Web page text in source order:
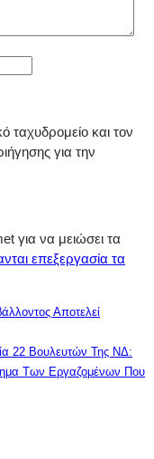
ταχυδρομείο και τον
για την
για να μειώσει τα
επεξεργασία τα
Αποτελεί
22 Βουλευτών Της ΝΔ:
Των Εργαζομένων Που